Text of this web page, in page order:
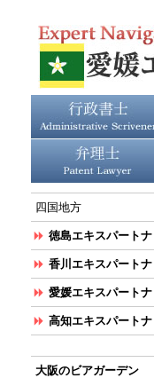
四国地方
徳島エキスパート
香川エキスパート
愛媛エキスパート
高知エキスパート
大阪のビアガーデン